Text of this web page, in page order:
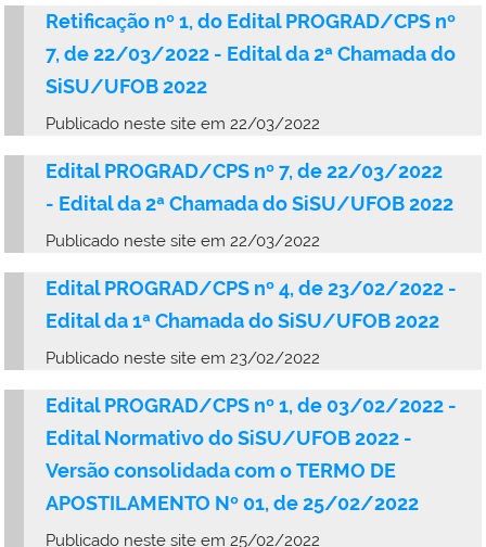
Retificação nº 1, do Edital PROGRAD/CPS nº
7, de 22/03/2022 - Edital da 2ª Chamada do
SiSU/UFOB 2022
Publicado neste site em 22/03/2022
Edital PROGRAD/CPS nº 7, de 22/03/2022
- Edital da 2ª Chamada do SiSU/UFOB 2022
Publicado neste site em 22/03/2022
Edital PROGRAD/CPS nº 4, de 23/02/2022 -
Edital da 1ª Chamada do SiSU/UFOB 2022
Publicado neste site em 23/02/2022
Edital PROGRAD/CPS nº 1, de 03/02/2022 -
Edital Normativo do SiSU/UFOB 2022 -
Versão consolidada com oTERMO DE
APOSTILAMENTO Nº 01, de 25/02/2022
Publicado neste site em 25/02/2022